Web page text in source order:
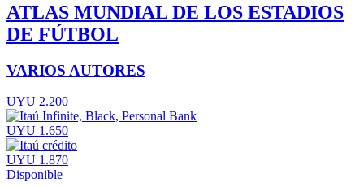
ATLAS MUNDIAL DE LOS ESTADIOS
DE FÚTBOL
VARIOS AUTORES
UYU 2.200
UYU 1.650
UYU 1.870
Disponible